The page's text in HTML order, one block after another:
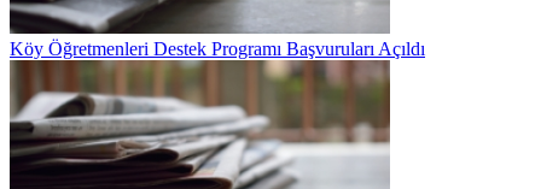
Köy Öğretmenleri Destek Programı Başvuruları Açıldı